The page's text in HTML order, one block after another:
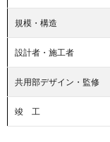
規模・構造
設計者・施工者
共用部デザイン・監修
竣 工